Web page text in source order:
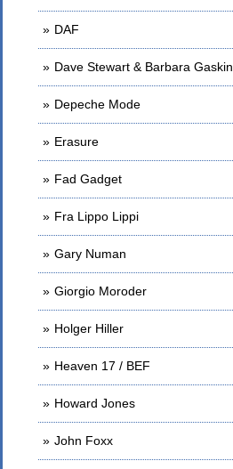
DAF
Dave Stewart & Barbara Gaskin
Depeche Mode
Erasure
Fad Gadget
Fra Lippo Lippi
Gary Numan
Giorgio Moroder
Holger Hiller
Heaven 17 / BEF
Howard Jones
John Foxx